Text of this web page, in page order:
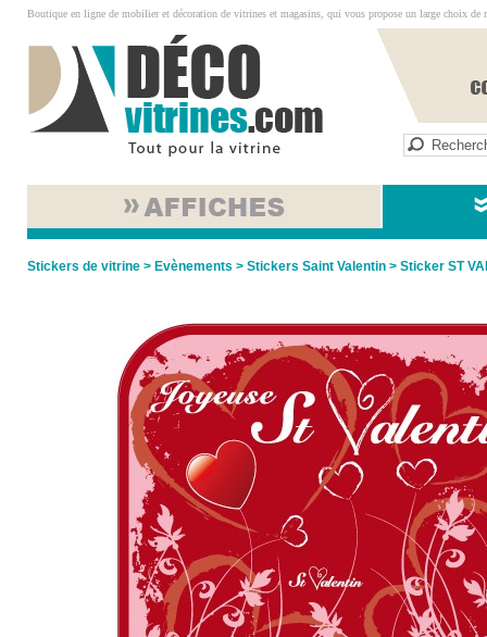
Boutique en ligne de mobilier et décoration de vitrines et magasins, qui vous propose un large choix de
Stickers de vitrine > Evènements > Stickers Saint Valentin > Sticker ST